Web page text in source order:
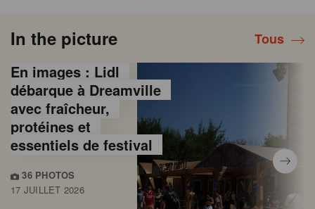
In the picture Tous
En images : Lidl
débarque à Dreamville
avec fraîcheur,
protéines et
essentiels de festival
36 PHOTOS
17 JUILLET 2026